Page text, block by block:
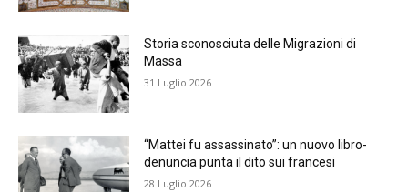
Storia sconosciuta delle Migrazioni di
Massa
31 Luglio 2026
“Mattei fu assassinato”: un nuovo libro-
denuncia punta il dito sui francesi
28 Luglio 2026